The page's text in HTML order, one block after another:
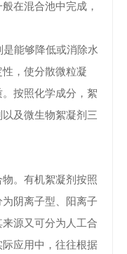
在混合池中完成，
是能够降低或消除水
，使分散微粒凝
按照化学成分，絮
及微生物絮凝剂三
。有机絮凝剂按照
阴离子型、阳离子
源又可分为人工合
应用中，往往根据